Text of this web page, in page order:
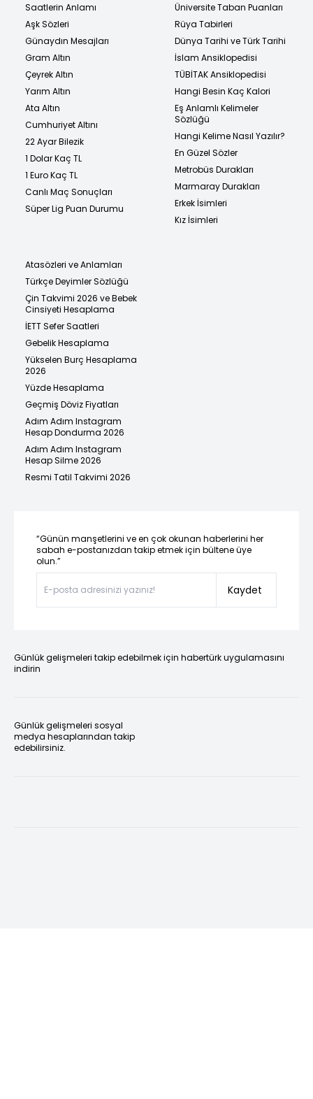
Saatlerin Anlamı
Aşk Sözleri
Günaydın Mesajları
Gram Altın
Çeyrek Altın
Yarım Altın
Ata Altın
Cumhuriyet Altını
22 Ayar Bilezik
1 Dolar Kaç TL
1 Euro Kaç TL
Canlı Maç Sonuçları
Süper Lig Puan Durumu
Üniversite Taban Puanları
Rüya Tabirleri
Dünya Tarihi ve Türk Tarihi
İslam Ansiklopedisi
TÜBİTAK Ansiklopedisi
Hangi Besin Kaç Kalori
Eş Anlamlı Kelimeler
Sözlüğü
Hangi Kelime Nasıl Yazılır?
En Güzel Sözler
Metrobüs Durakları
Marmaray Durakları
Erkek İsimleri
Kız İsimleri
Atasözleri ve Anlamları
Türkçe Deyimler Sözlüğü
Çin Takvimi 2026 ve Bebek
Cinsiyeti Hesaplama
İETT Sefer Saatleri
Gebelik Hesaplama
Yükselen Burç Hesaplama
2026
Yüzde Hesaplama
Geçmiş Döviz Fiyatları
Adım Adım Instagram
Hesap Dondurma 2026
Adım Adım Instagram
Hesap Silme 2026
Resmi Tatil Takvimi 2026
“Günün manşetlerini ve en çok okunan haberlerini her
sabah e-postanızdan takip etmek için bültene üye
olun.”
Kaydet
Günlük gelişmeleri takip edebilmek için habertürk uygulamasını
indirin
Günlük gelişmeleri sosyal
medya hesaplarından takip
edebilirsiniz.